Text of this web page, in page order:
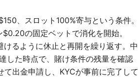
、スロット100%寄与という条件。
の固定ベットで消化を開始。
るように休止と再開を繰り返す。中
した時点で、賭け条件の残量を確認
出金申請し、KYCが事前に完了して